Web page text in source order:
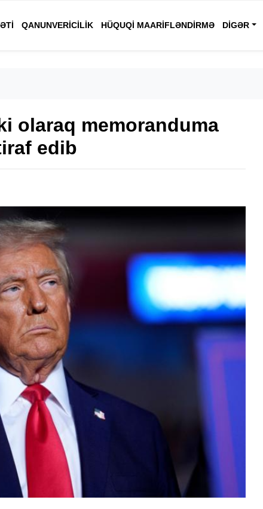
QANUNVERICILIK HÜQUQI MAARIFLƏNDIRMƏ DIGƏR
olaraq memoranduma
edib